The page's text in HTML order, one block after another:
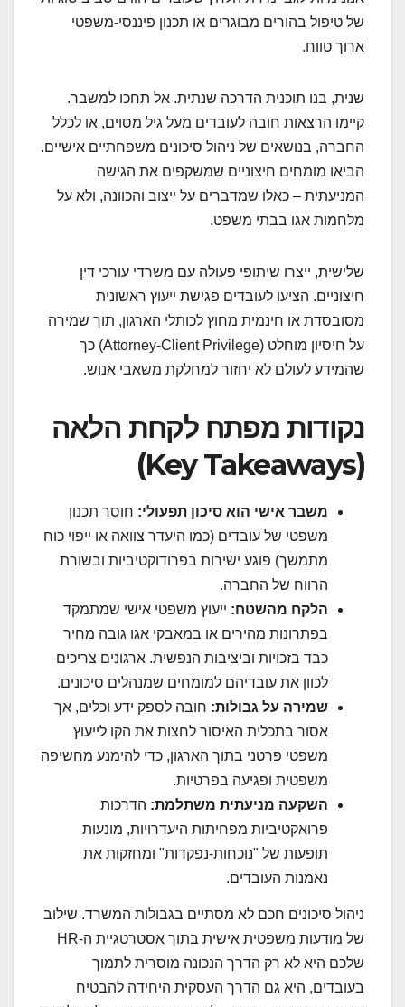
של טיפול בהורים מבוגרים או תכנון פיננסי-משפטי
ארוך טווח.
שנית, בנו תוכנית הדרכה שנתית. אל תחכו למשבר.
קיימו הרצאות חובה לעובדים מעל גיל מסוים, או לכלל
החברה, בנושאים של ניהול סיכונים משפחתיים אישיים.
הביאו מומחים חיצוניים שמשקפים את הגישה
המניעתית – כאלו שמדברים על ייצוב והכוונה, ולא על
מלחמות אגו בבתי משפט.
שלישית, ייצרו שיתופי פעולה עם משרדי עורכי דין
חיצוניים. הציעו לעובדים פגישת ייעוץ ראשונית
מסובסדת או חינמית מחוץ לכותלי הארגון, תוך שמירה
על חיסיון מוחלט (Attorney-Client Privilege) כך
שהמידע לעולם לא יחזור למחלקת משאבי אנוש.
נקודות מפתח לקחת הלאה
(Key Takeaways)
משבר אישי הוא סיכון תפעולי: חוסר תכנון
משפטי של עובדים (כמו היעדר צוואה או ייפוי כוח
מתמשך) פוגע ישירות בפרודוקטיביות ובשורת
הרווח של החברה.
הלקח מהשטח: ייעוץ משפטי אישי שמתמקד
בפתרונות מהירים או במאבקי אגו גובה מחיר
כבד בזכויות וביציבות הנפשית. ארגונים צריכים
לכוון את עובדיהם למומחים שמנהלים סיכונים.
שמירה על גבולות: חובה לספק ידע וכלים, אך
אסור בתכלית האיסור לחצות את הקו לייעוץ
משפטי פרטני בתוך הארגון, כדי להימנע מחשיפה
משפטית ופגיעה בפרטיות.
השקעה מניעתית משתלמת: הדרכות
פרואקטיביות מפחיתות היעדרויות, מונעות
תופעות של "נוכחות-נפקדות" ומחזקות את
נאמנות העובדים.
ניהול סיכונים חכם לא מסתיים בגבולות המשרד. שילוב
של מודעות משפטית אישית בתוך אסטרטגיית ה-HR
שלכם היא לא רק הדרך הנכונה מוסרית לתמוך
בעובדים, היא גם הדרך העסקית היחידה להבטיח